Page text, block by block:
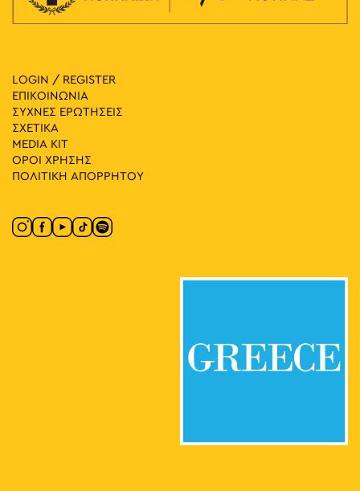
LOGIN / REGISTER
ΕΠΙΚΟΙΝΩΝΙΑ
ΣΥΧΝΕΣ ΕΡΩΤΗΣΕΙΣ
ΣΧΕΤΙΚΑ
MEDIA ΚIT
ΟΡΟΙ ΧΡΗΣΗΣ
ΠΟΛΙΤΙΚΗ ΑΠΟΡΡΗΤΟΥ